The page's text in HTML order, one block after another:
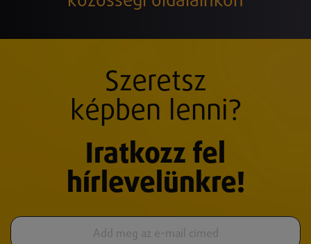
Szeretsz
képben lenni?
Iratkozz fel
hírlevelünkre!